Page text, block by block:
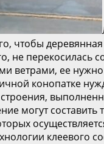
чтобы
не перекосилась
ветрами, ее
конопатке
могут составить
клеевого